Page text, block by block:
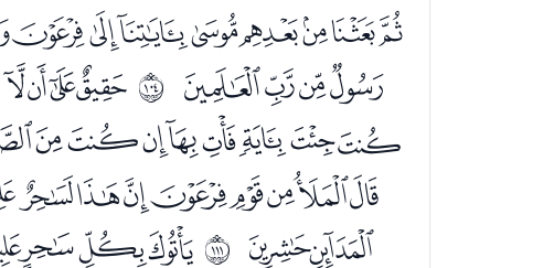
ﯵﯶﯷﯸ ﱧ
ﮗﮘ ﱮ